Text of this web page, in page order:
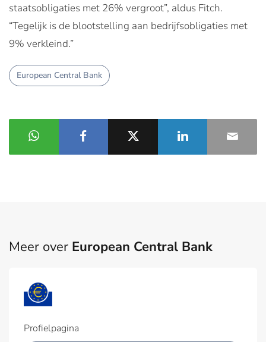
staatsobligaties met 26% vergroot”, aldus Fitch.
“Tegelijk is de blootstelling aan bedrijfsobligaties met
9% verkleind.”
European Central Bank
Meer over European Central Bank
Profielpagina